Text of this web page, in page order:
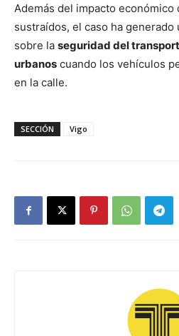
Además del impacto
sustraídos, el caso ha generado
sobre la seguridad del
urbanos cuando los vehículos
en la calle.
SECCIÓN Vigo